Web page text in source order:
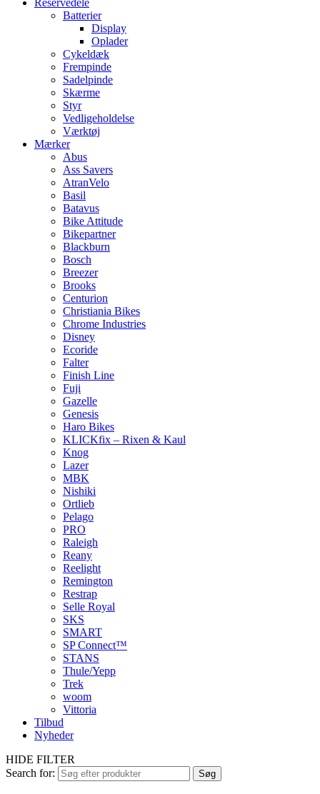
Batterier
Display
Oplader
Cykeldæk
Frempinde
Sadelpinde
Skærme
Styr
Vedligeholdelse
Værktøj
Mærker
Abus
Ass Savers
AtranVelo
Basil
Batavus
Bike Attitude
Bikepartner
Blackburn
Bosch
Breezer
Brooks
Centurion
Christiania Bikes
Chrome Industries
Disney
Ecoride
Falter
Finish Line
Fuji
Gazelle
Genesis
Haro Bikes
KLICKfix – Rixen & Kaul
Knog
Lazer
MBK
Nishiki
Ortlieb
Pelago
PRO
Raleigh
Reany
Reelight
Remington
Restrap
Selle Royal
SKS
SMART
SP Connect™
STANS
Thule/Yepp
Trek
woom
Vittoria
Tilbud
Nyheder
HIDE FILTER
Search for:
Søg